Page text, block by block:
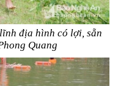
địa hình có lợi, sẵn
Quang